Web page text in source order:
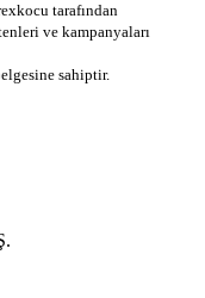
tarafından
ve kampanyaları
sahiptir.